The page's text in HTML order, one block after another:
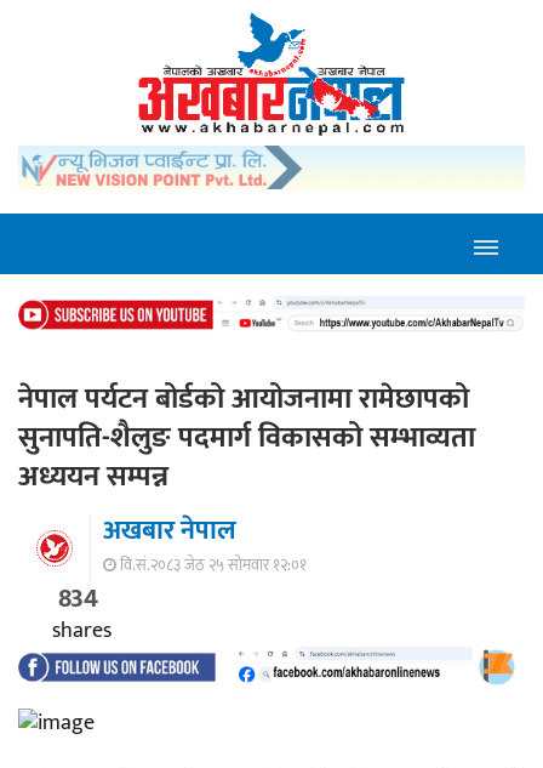
नेपाल पर्यटन बोर्डको आयोजनामा रामेछापको
सुनापति-शैलुङ पदमार्ग विकासको सम्भाव्यता
अध्ययन सम्पन्न
अखबार नेपाल
वि.सं.२०८३ जेठ २५ सोमवार १२:०१
834
shares